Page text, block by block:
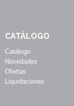
CATÁLOGO
Catálogo
Novedades
Ofertas
Liquidaciones